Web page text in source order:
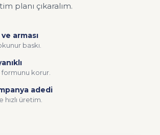
planı çıkaralım.
arması
baskı.
formunu korur.
adedi
üretim.